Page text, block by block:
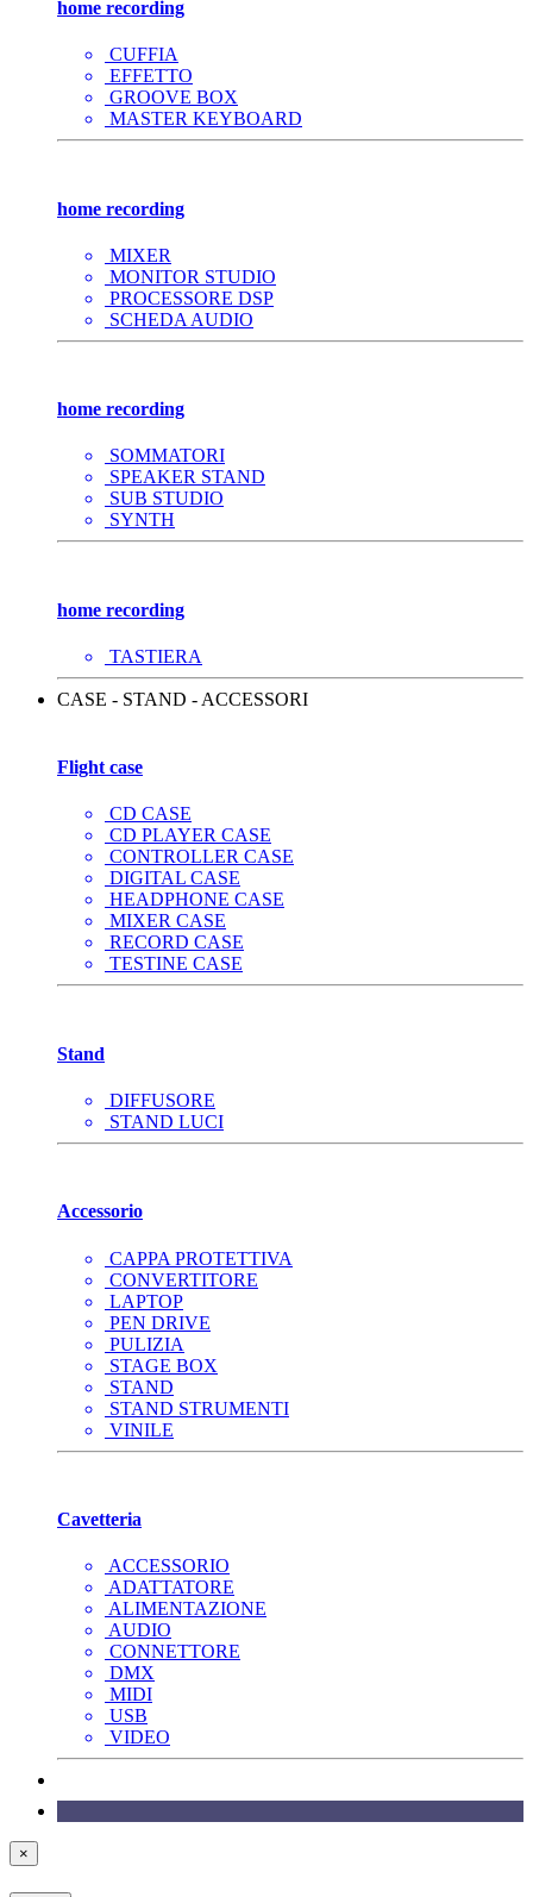
home recording
CUFFIA
EFFETTO
GROOVE BOX
MASTER KEYBOARD
home recording
MIXER
MONITOR STUDIO
PROCESSORE DSP
SCHEDA AUDIO
home recording
SOMMATORI
SPEAKER STAND
SUB STUDIO
SYNTH
home recording
TASTIERA
CASE - STAND - ACCESSORI
Flight case
CD CASE
CD PLAYER CASE
CONTROLLER CASE
DIGITAL CASE
HEADPHONE CASE
MIXER CASE
RECORD CASE
TESTINE CASE
Stand
DIFFUSORE
STAND LUCI
Accessorio
CAPPA PROTETTIVA
CONVERTITORE
LAPTOP
PEN DRIVE
PULIZIA
STAGE BOX
STAND
STAND STRUMENTI
VINILE
Cavetteria
ACCESSORIO
ADATTATORE
ALIMENTAZIONE
AUDIO
CONNETTORE
DMX
MIDI
USB
VIDEO
×